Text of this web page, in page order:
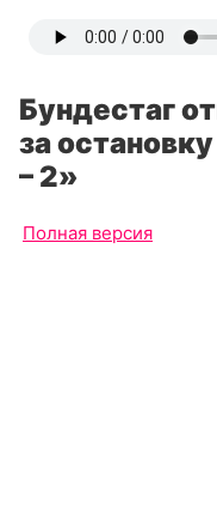
Бундестаг
за
– 2»
Полная версия